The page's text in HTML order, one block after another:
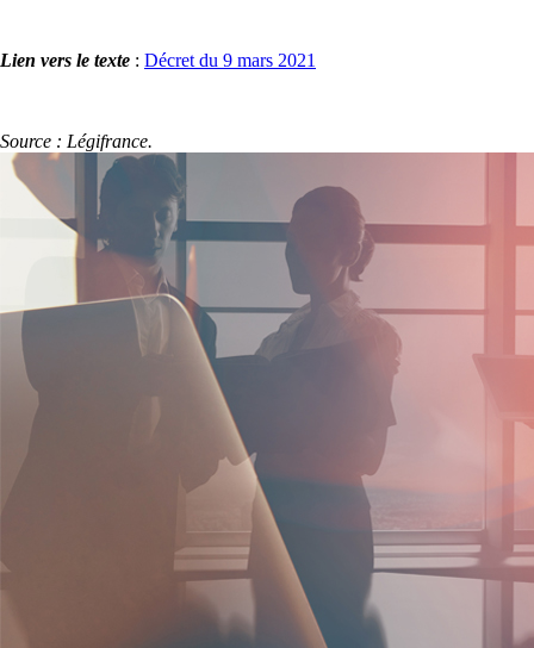
Lien vers le texte : Décret du 9 mars 2021
Source : Légifrance.